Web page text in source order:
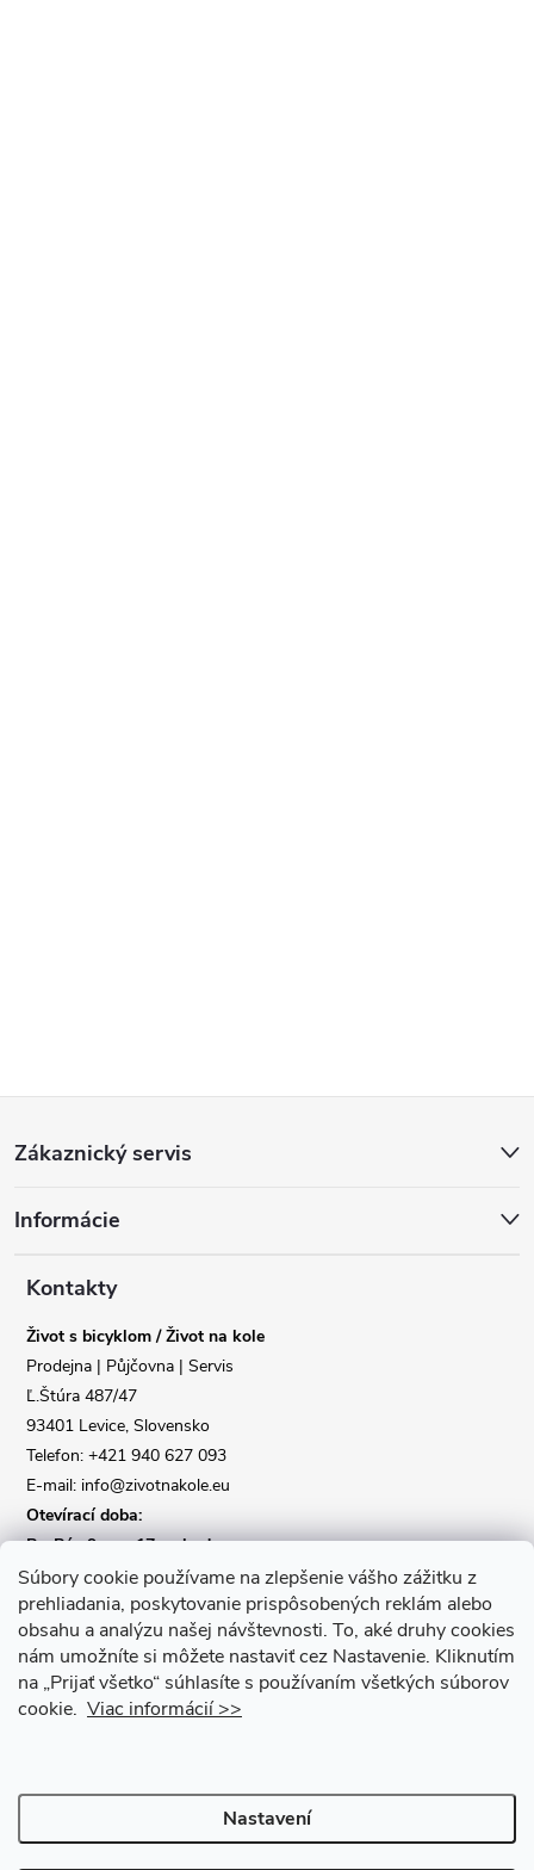
Súbory cookie používame na zlepšenie vášho zážitku z
prehliadania, poskytovanie prispôsobených reklám alebo
obsahu a analýzu našej návštevnosti. To, aké druhy cookies
nám umožníte si môžete nastaviť cez Nastavenie. Kliknutím
na „Prijať všetko“ súhlasíte s používaním všetkých súborov
cookie. Viac informácií >>
Nastavení
p
Zákaznický servis
Informácie
Kontakty
Život s bicyklom / Život na kole
Prodejna | Půjčovna | Servis
Ľ.Štúra 487/47
93401 Levice, Slovensko
Telefon: +421 940 627 093
E-mail: info@zivotnakole.eu
Otevírací doba:
Po-Pá : 9,oo - 17,oo hod
So : 9,oo - 12,oo | Ne : Zavřeno
Kontaktní formulář
Copyright 2026Život na kole. Všechna práva vyhrazena.Upravit